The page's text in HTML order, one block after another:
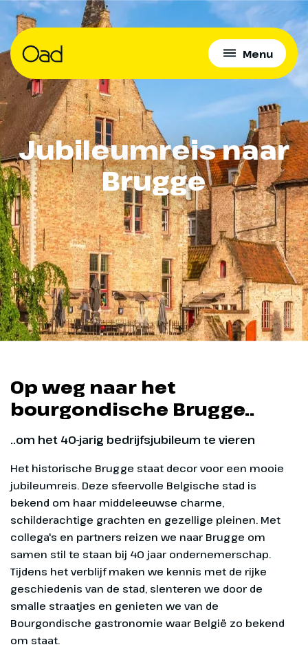
Menu
Jubileumreis naar
Brugge
Op weg naar het
bourgondische Brugge..
..om het 40-jarig bedrijfsjubileum te vieren
Het historische Brugge staat decor voor een mooie
jubileumreis. Deze sfeervolle Belgische stad is
bekend om haar middeleeuwse charme,
schilderachtige grachten en gezellige pleinen. Met
collega's en partners reizen we naar Brugge om
samen stil te staan bij 40 jaar ondernemerschap.
Tijdens het verblijf maken we kennis met de rijke
geschiedenis van de stad, slenteren we door de
smalle straatjes en genieten we van de
Bourgondische gastronomie waar België zo bekend
om staat.